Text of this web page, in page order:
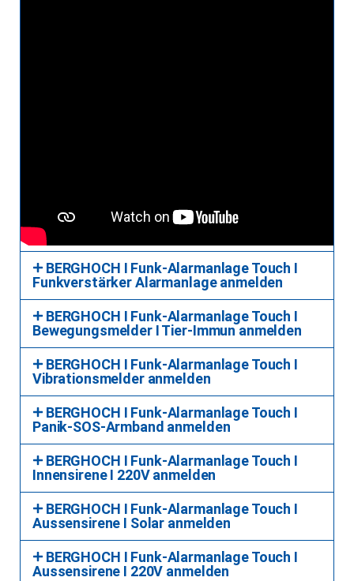
BERGHOCH I Funk-Alarmanlage Touch I
Funkverstärker Alarmanlage anmelden
BERGHOCH I Funk-Alarmanlage Touch I
Bewegungsmelder I Tier-Immun anmelden
BERGHOCH I Funk-Alarmanlage Touch I
Vibrationsmelder anmelden
BERGHOCH I Funk-Alarmanlage Touch I
Panik-SOS-Armband anmelden
BERGHOCH I Funk-Alarmanlage Touch I
Innensirene I 220V anmelden
BERGHOCH I Funk-Alarmanlage Touch I
Aussensirene I Solar anmelden
BERGHOCH I Funk-Alarmanlage Touch I
Aussensirene I 220V anmelden